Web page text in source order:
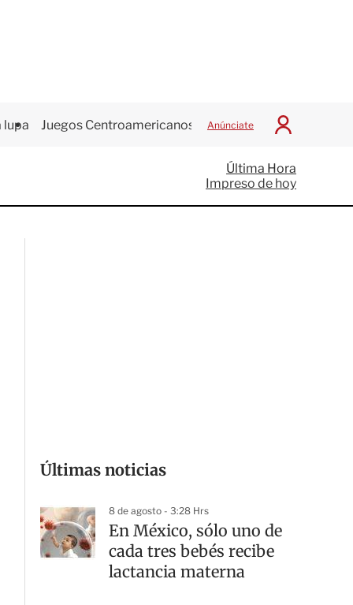
lupa Juegos Centroamericanos Anúnciate
I
c
i
a
Última Hora
Impreso de hoy
Últimas noticias
8 de agosto - 3:28 Hrs
En México, sólo uno de
cada tres bebés recibe
lactancia materna